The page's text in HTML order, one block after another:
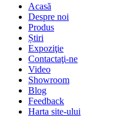
Acasă
Despre noi
Produs
Știri
Expoziţie
Contactaţi-ne
Video
Showroom
Blog
Feedback
Harta site-ului